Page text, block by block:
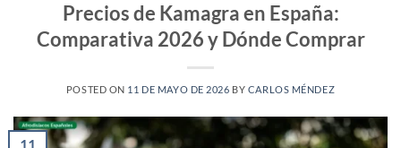
Precios de Kamagra en España:
Comparativa 2026 y Dónde Comprar
POSTED ON 11 DE MAYO DE 2026 BY CARLOS MÉNDEZ
11